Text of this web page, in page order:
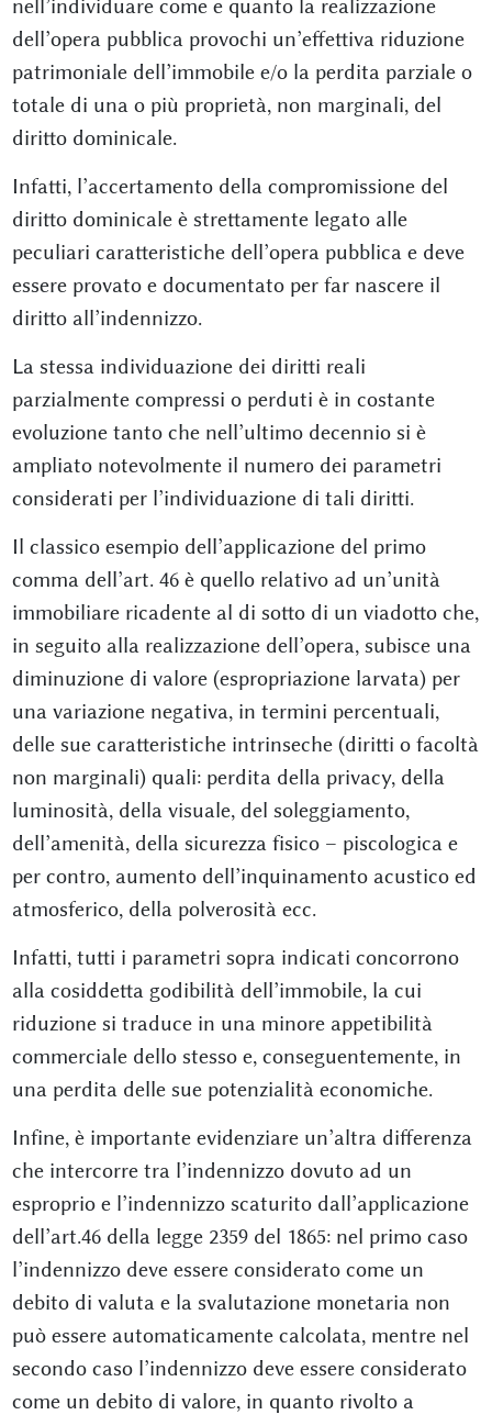
nell’individuare come e quanto la realizzazione
dell’opera pubblica provochi un’effettiva riduzione
patrimoniale dell’immobile e/o la perdita parziale o
totale di una o più proprietà, non marginali, del
diritto dominicale.
Infatti, l’accertamento della compromissione del
diritto dominicale è strettamente legato alle
peculiari caratteristiche dell’opera pubblica e deve
essere provato e documentato per far nascere il
diritto all’indennizzo.
La stessa individuazione dei diritti reali
parzialmente compressi o perduti è in costante
evoluzione tanto che nell’ultimo decennio si è
ampliato notevolmente il numero dei parametri
considerati per l’individuazione di tali diritti.
Il classico esempio dell’applicazione del primo
comma dell’art. 46 è quello relativo ad un’unità
immobiliare ricadente al di sotto di un viadotto che,
in seguito alla realizzazione dell’opera, subisce una
diminuzione di valore (espropriazione larvata) per
una variazione negativa, in termini percentuali,
delle sue caratteristiche intrinseche (diritti o facoltà
non marginali) quali: perdita della privacy, della
luminosità, della visuale, del soleggiamento,
dell’amenità, della sicurezza fisico – piscologica e
per contro, aumento dell’inquinamento acustico ed
atmosferico, della polverosità ecc.
Infatti, tutti i parametri sopra indicati concorrono
alla cosiddetta godibilità dell’immobile, la cui
riduzione si traduce in una minore appetibilità
commerciale dello stesso e, conseguentemente, in
una perdita delle sue potenzialità economiche.
Infine, è importante evidenziare un’altra differenza
che intercorre tra l’indennizzo dovuto ad un
esproprio e l’indennizzo scaturito dall’applicazione
dell’art.46 della legge 2359 del 1865: nel primo caso
l’indennizzo deve essere considerato come un
debito di valuta e la svalutazione monetaria non
può essere automaticamente calcolata, mentre nel
secondo caso l’indennizzo deve essere considerato
come un debito di valore, in quanto rivolto a